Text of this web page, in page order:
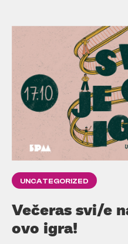
UNCATEGORIZED
Večeras svi/e
ovo igra!